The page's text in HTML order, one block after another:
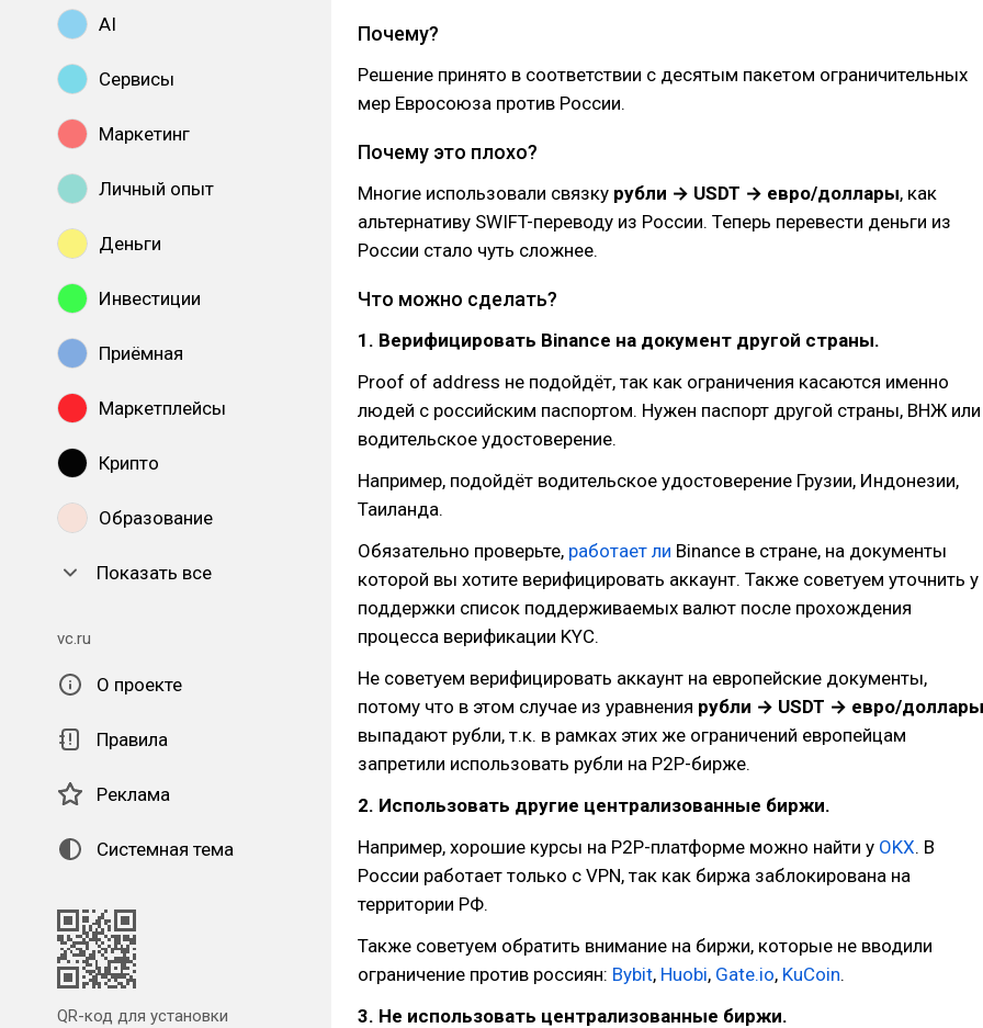
AI
Сервисы
Маркетинг
Личный опыт
Деньги
Инвестиции
Приёмная
Маркетплейсы
Крипто
Образование
Показать все
vc.ru
О проекте
Правила
Реклама
Системная тема
QR-код для установки
Почему?
Решение принято в соответствии с десятым пакетом ограничительных
мер Евросоюза против России.
Почему это плохо?
Многие использовали связку рубли → USDT → евро/доллары, как
альтернативу SWIFT-переводу из России. Теперь перевести деньги из
России стало чуть сложнее.
Что можно сделать?
1. Верифицировать Binance на документ другой страны.
Proof of address не подойдёт, так как ограничения касаются именно
людей с российским паспортом. Нужен паспорт другой страны, ВНЖ или
водительское удостоверение.
Например, подойдёт водительское удостоверение Грузии, Индонезии,
Таиланда.
Обязательно проверьте, работает ли Binance в стране, на документы
которой вы хотите верифицировать аккаунт. Также советуем уточнить у
поддержки список поддерживаемых валют после прохождения
процесса верификации KYC.
Не советуем верифицировать аккаунт на европейские документы,
потому что в этом случае из уравнения рубли → USDT → евро/доллары
выпадают рубли, т.к. в рамках этих же ограничений европейцам
запретили использовать рубли на P2P-бирже.
2. Использовать другие централизованные биржи.
Например, хорошие курсы на P2P-платформе можно найти у OKX. В
России работает только с VPN, так как биржа заблокирована на
территории РФ.
Также советуем обратить внимание на биржи, которые не вводили
ограничение против россиян: Bybit, Huobi, Gate.io, KuCoin.
3. Не использовать централизованные биржи.